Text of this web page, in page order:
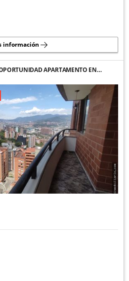
información
APARTAMENTO EN…